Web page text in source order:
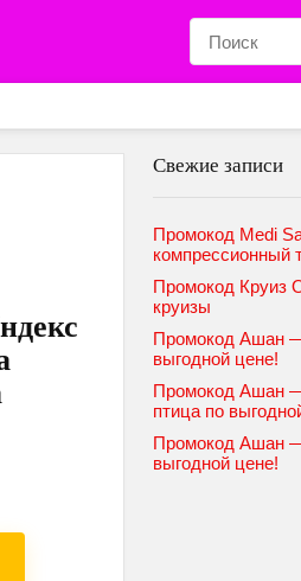
Свежие записи
Промокод Medi
компрессионный
Промокод Круиз
круизы
Промокод Ашан
выгодной цене!
Промокод Ашан
птица по
Промокод Ашан
выгодной цене!